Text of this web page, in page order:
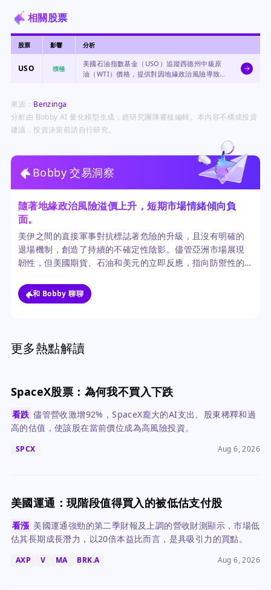
相關股票
股票 影響 分析
USO 積極
美國石油指數基金（USO）追蹤西德州中級原
油（WTI）價格，提供對因地緣政治風險導致
來源： Benzinga
分析由 Bobby AI 量化模型生成，經研究團隊審核編輯。本內容不構成投資
建議，投資決策前請自行研究。
Bobby 交易洞察
隨著地緣政治風險溢價上升，短期市場情緒傾向負
面。
美伊之間的直接軍事對抗標誌著危險的升級，且沒有明確的
退場機制，創造了持續的不確定性陰影。儘管亞洲市場展現
韌性，但美國期貨、石油和美元的立即反應，指向防禦性的
壓力。和 Bobby 聊聊
更多熱點解讀
SpaceX股票：為何我不買入下跌
看跌 儘管營收激增92%，SpaceX龐大的AI支出、股東稀釋和過
高的估值，使該股在當前價位成為高風險投資。
SPCX Aug 6, 2026
美國運通：現階段值得買入的被低估支付股
看漲 美國運通強勁的第二季財報及上調的營收財測顯示，市場低
估其長期成長潛力，以20倍本益比而言，是具吸引力的買點。
AXP V MA BRK.A Aug 6, 2026